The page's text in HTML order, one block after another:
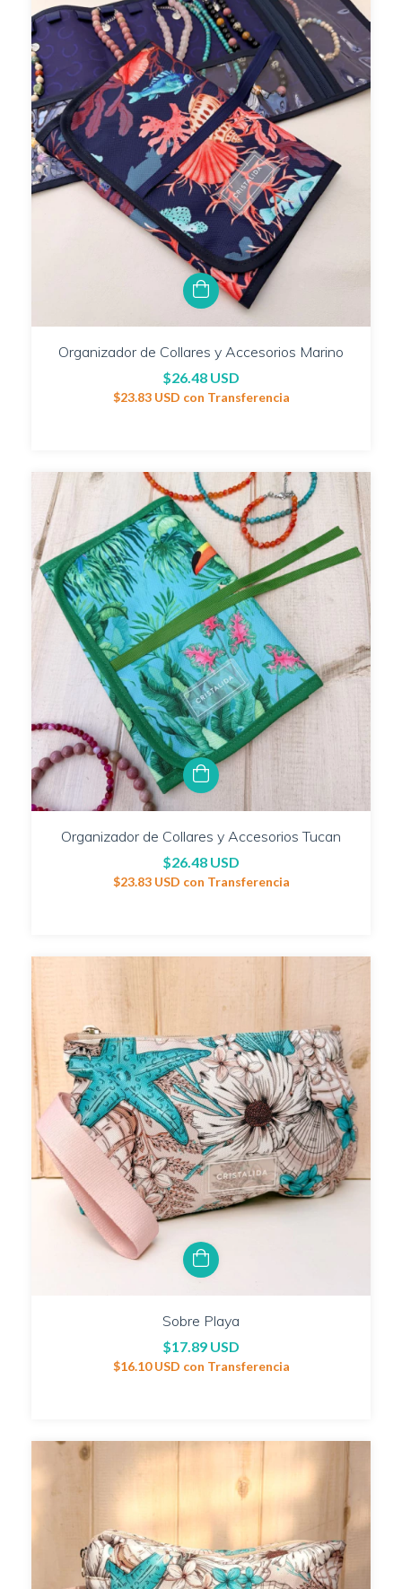
Organizador de Collares y Accesorios Marino
$26.48 USD
$23.83 USD con Transferencia
Organizador de Collares y Accesorios Tucan
$26.48 USD
$23.83 USD con Transferencia
Sobre Playa
$17.89 USD
$16.10 USD con Transferencia